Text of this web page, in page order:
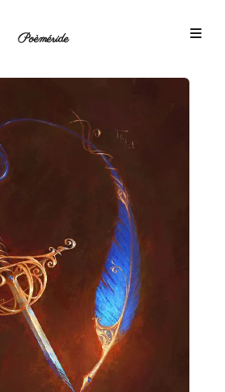
Poèméride